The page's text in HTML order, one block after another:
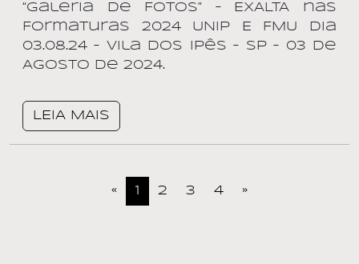
“Galeria de Fotos” – EXALTA nas
Formaturas 2024 UNIP E FMU dia
03.08.24 – Vila dos Ipês – SP – 03 de
AGOSTO de 2024.
LEIA MAIS
« 1 2 3 4 »